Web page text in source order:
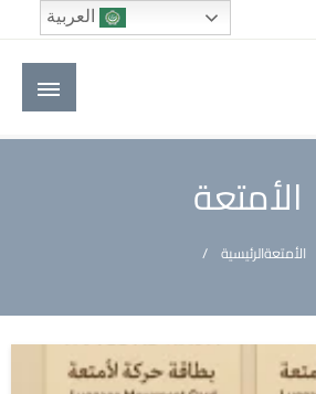
الفنادق في العالم العربي
الأمتعة
الرئيسيةالأمتعة
العربية